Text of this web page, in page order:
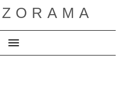
Cambiar modo de navegación